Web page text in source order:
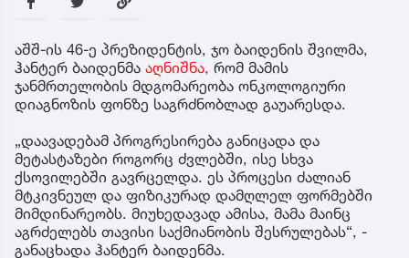
აშშ-ის 46-ე პრეზიდენტის, ჯო ბაიდენის შვილმა,
ჰანტერ ბაიდენმა აღნიშნა, რომ მამის
ჯანმრთელობის მდგომარეობა ონკოლოგიური
დიაგნოზის ფონზე საგრძნობლად გაუარესდა.
„დაავადებამ პროგრესირება განიცადა და
მეტასტაზები როგორც ძვლებში, ისე სხვა
ქსოვილებში გავრცელდა. ეს პროცესი ძალიან
მტკივნეულ და ფიზიკურად დამღლელ ფორმებში
მიმდინარეობს. მიუხედავად ამისა, მამა მაინც
აგრძელებს თავისი საქმიანობის შესრულებას“, -
განაცხადა ჰანტერ ბაიდენმა.